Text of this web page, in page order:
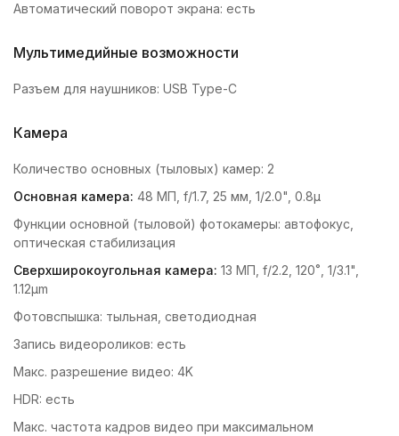
Автоматический поворот экрана: есть
Мультимедийные возможности
Разъем для наушников: USB Type-C
Камера
Количество основных (тыловых) камер: 2
Основная камера: 48 МП, f/1.7, 25 мм, 1/2.0", 0.8µ
Функции основной (тыловой) фотокамеры: автофокус,
оптическая стабилизация
Сверхширокоугольная камера: 13 МП, f/2.2, 120˚, 1/3.1",
1.12µm
Фотовспышка: тыльная, светодиодная
Запись видеороликов: есть
Макс. разрешение видео: 4K
HDR: есть
Макс. частота кадров видео при максимальном